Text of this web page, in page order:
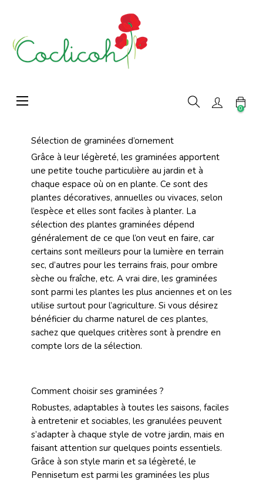
Basculer
la
☰
0
Sélection de graminées d’ornement
Grâce à leur légèreté, les graminées apportent
une petite touche particulière au jardin et à
chaque espace où on en plante. Ce sont des
plantes décoratives, annuelles ou vivaces, selon
l’espèce et elles sont faciles à planter. La
sélection des plantes graminées dépend
généralement de ce que l’on veut en faire, car
certains sont meilleurs pour la lumière en terrain
sec, d’autres pour les terrains frais, pour ombre
sèche ou fraîche, etc. A vrai dire, les graminées
sont parmi les plantes les plus anciennes et on les
utilise surtout pour l’agriculture. Si vous désirez
bénéficier du charme naturel de ces plantes,
sachez que quelques critères sont à prendre en
compte lors de la sélection.
Comment choisir ses graminées ?
Robustes, adaptables à toutes les saisons, faciles
à entretenir et sociables, les granulées peuvent
s’adapter à chaque style de votre jardin, mais en
faisant attention sur quelques points essentiels.
Grâce à son style marin et sa légèreté, le
Pennisetum est parmi les graminées les plus